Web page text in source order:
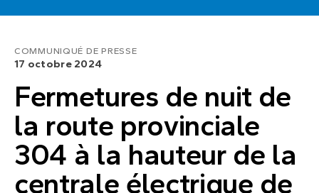
COMMUNIQUÉ DE PRESSE
17 octobre 2024
Fermetures de nuit de
la route provinciale
304 à la hauteur de la
centrale électrique de